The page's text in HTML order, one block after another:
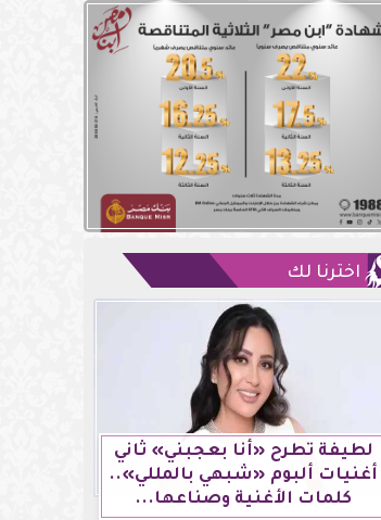
اخترنا لك
لطيفة تطرح «أنا بعجبني» ثاني
أغنيات ألبوم «شبهي بالمللي»..
كلمات الأغنية وصناعها...